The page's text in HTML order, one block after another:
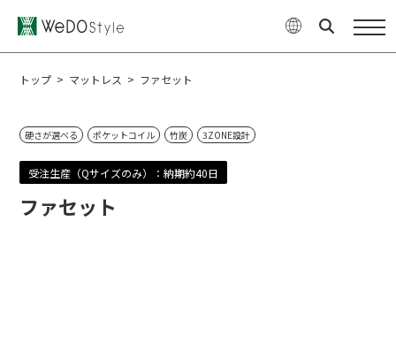
商品
ご購入について
最新ニュース・コラム
トップ > マットレス > ファセット
硬さが選べる ポケットコイル 竹炭 3ZONE設計
受注生産（Qサイズのみ）：納期約40日
ファセット